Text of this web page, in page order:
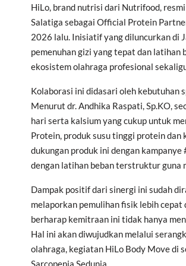
HiLo, brand nutrisi dari Nutrifood,
Salatiga sebagai Official Protein
2026 lalu. Inisiatif yang diluncurkan di
pemenuhan gizi yang tepat dan latihan
ekosistem olahraga profesional
Kolaborasi ini didasari oleh
Menurut dr. Andhika Raspati, Sp.KO,
hari serta kalsium yang cukup untuk
Protein, produk susu tinggi protein
dukungan produk ini dengan
dengan latihan beban terstruktur guna
Dampak positif dari sinergi ini sudah
melaporkan pemulihan fisik lebih cepat
berharap kemitraan ini tidak hanya
Hal ini akan diwujudkan melalui
olahraga, kegiatan HiLo Body Move di
Sarcopenia Sedunia.